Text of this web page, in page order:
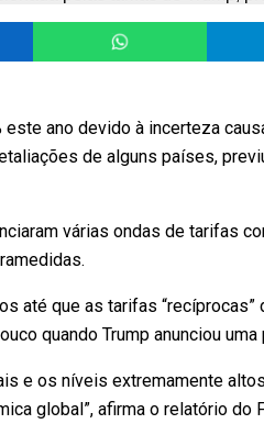
este ano devido à incerteza
de alguns países,
várias ondas de tarifas
até que as tarifas
quando Trump anunciou
e os níveis extremamente
global”, afirma o relatório